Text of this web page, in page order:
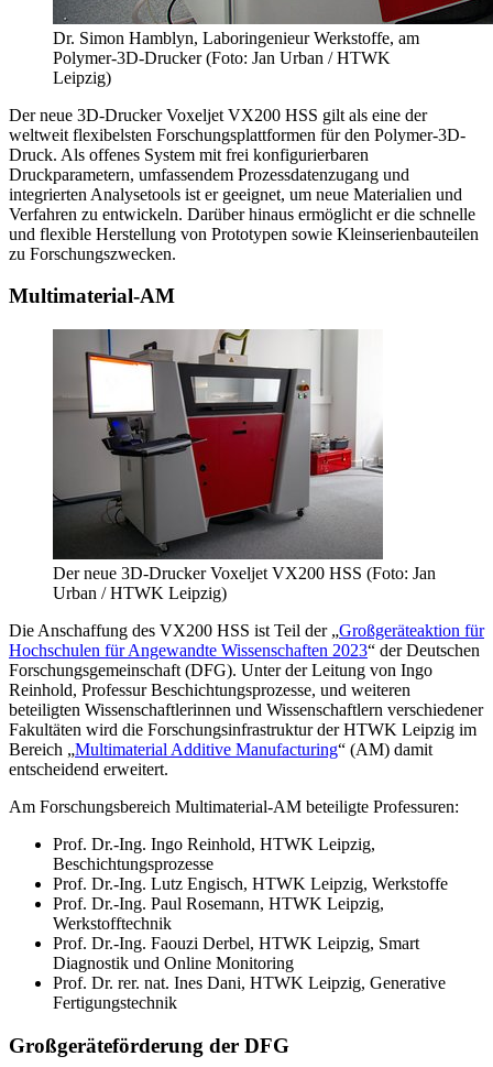
Dr. Simon Hamblyn, Laboringenieur Werkstoffe, am
Polymer-3D-Drucker (Foto: Jan Urban / HTWK
Leipzig)
Der neue 3D-Drucker Voxeljet VX200 HSS gilt als eine der
weltweit flexibelsten Forschungsplattformen für den Polymer-3D-
Druck. Als offenes System mit frei konfigurierbaren
Druckparametern, umfassendem Prozessdatenzugang und
integrierten Analysetools ist er geeignet, um neue Materialien und
Verfahren zu entwickeln. Darüber hinaus ermöglicht er die schnelle
und flexible Herstellung von Prototypen sowie Kleinserienbauteilen
zu Forschungszwecken.
Multimaterial-AM
Der neue 3D-Drucker Voxeljet VX200 HSS (Foto: Jan
Urban / HTWK Leipzig)
Die Anschaffung des VX200 HSS ist Teil der „Großgeräteaktion für
Hochschulen für Angewandte Wissenschaften 2023“ der Deutschen
Forschungsgemeinschaft (DFG). Unter der Leitung von Ingo
Reinhold, Professur Beschichtungsprozesse, und weiteren
beteiligten Wissenschaftlerinnen und Wissenschaftlern verschiedener
Fakultäten wird die Forschungsinfrastruktur der HTWK Leipzig im
Bereich „Multimaterial Additive Manufacturing“ (AM) damit
entscheidend erweitert.
Am Forschungsbereich Multimaterial-AM beteiligte Professuren:
Prof. Dr.-Ing. Ingo Reinhold, HTWK Leipzig,
Beschichtungsprozesse
Prof. Dr.-Ing. Lutz Engisch, HTWK Leipzig, Werkstoffe
Prof. Dr.-Ing. Paul Rosemann, HTWK Leipzig,
Werkstofftechnik
Prof. Dr.-Ing. Faouzi Derbel, HTWK Leipzig, Smart
Diagnostik und Online Monitoring
Prof. Dr. rer. nat. Ines Dani, HTWK Leipzig, Generative
Fertigungstechnik
Großgeräteförderung der DFG